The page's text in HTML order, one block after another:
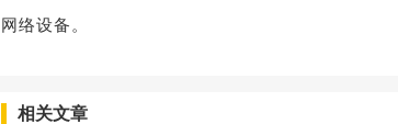
网络设备。
相关文章